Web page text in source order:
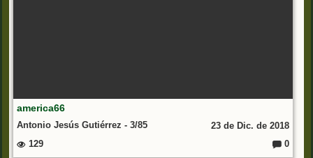
america66
Antonio Jesús Gutiérrez - 3/85
23 de Dic. de 2018
129
0